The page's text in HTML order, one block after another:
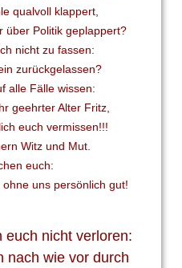
qualvoll klappert,
über Politik geplappert?
nicht zu fassen:
zurückgelassen?
alle Fälle wissen:
geehrter Alter Fritz,
euch vermissen!!!
Witz und Mut.
euch:
uns persönlich gut!
euch nicht verloren:
nach wie vor durch